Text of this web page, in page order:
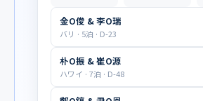
金O俊 & 李O瑞
バリ · 5泊 · D-23
朴O振 & 崔O源
ハワイ · 7泊 · D-48